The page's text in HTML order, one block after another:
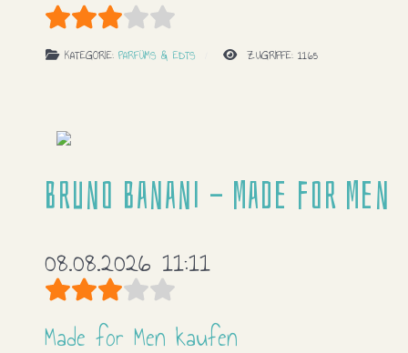
Bewertung: 3/
KATEGORIE: PARFÜMS & EDTS ZUGRIFFE: 1165
Bruno Banani - Made for Men
08.08.2026 11:11
Bewertung: 3/
Made for Men kaufen